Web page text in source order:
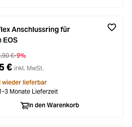
Anschlussring für
EOS
€-9%
€ inkl. MwSt.
wieder lieferbar
3 Monate Lieferzeit
In den Warenkorb